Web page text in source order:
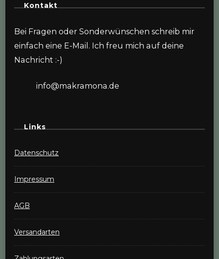
Kontakt
Bei Fragen oder Sonderwünschen schreib mir
einfach eine E-Mail. Ich freu mich auf deine
Nachricht :-)
info@makramona.de
Links
Datenschutz
Impressum
AGB
Versandarten